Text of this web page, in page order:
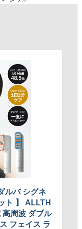
ルバ シグネ
ト 】 ALLTH
高周波 ダブル
フェイス ラ